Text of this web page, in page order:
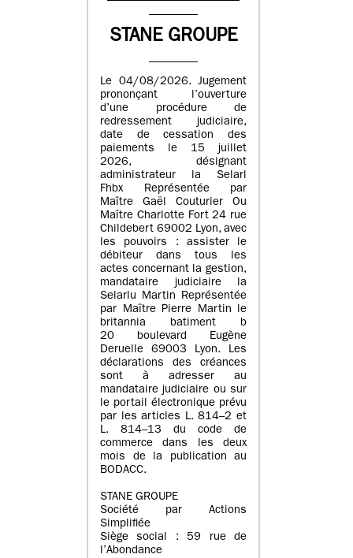
STANE GROUPE
Le 04/08/2026. Jugement
prononçant l’ouverture
d’une procédure de
redressement judiciaire,
date de cessation des
paiements le 15 juillet
2026, désignant
administrateur la Selarl
Fhbx Représentée par
Maître Gaël Couturier Ou
Maître Charlotte Fort 24 rue
Childebert 69002 Lyon, avec
les pouvoirs : assister le
débiteur dans tous les
actes concernant la gestion,
mandataire judiciaire la
Selarlu Martin Représentée
par Maître Pierre Martin le
britannia batiment b
20 boulevard Eugène
Deruelle 69003 Lyon. Les
déclarations des créances
sont à adresser au
mandataire judiciaire ou sur
le portail électronique prévu
par les articles L. 814–2 et
L. 814–13 du code de
commerce dans les deux
mois de la publication au
BODACC.
STANE GROUPE
Société par Actions
Simplifiée
Siège social : 59 rue de
l’Abondance